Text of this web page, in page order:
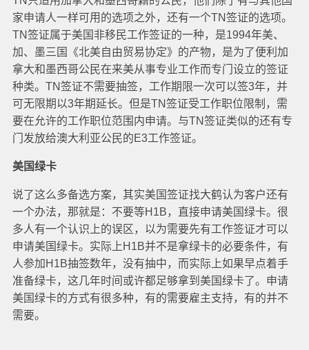
家申请人一样可用的选项之外，还有一个TN签证的选项。
TN签证属于美国非移民工作签证的一种，是1994年美、
加、墨三国《北美自由贸易协定》的产物，是为了便利加
拿大和墨西哥公民在来美从事专业工作而专门设立的签证
种类。TN签证不需要抽签，工作期限一次可以签3年，并
可无限期以3年期延长。但是TN签证受工作职位限制，需
要在允许的工作职位范围内申请。与TN签证类似的还有专
门发放给澳大利亚公民的E3工作签证。
美国绿卡
说了这么多备选方案，其实美国签证找大鹤认为客户还有
一个办法，那就是：不要等H1B，直接申请美国绿卡。很
多人有一个认识上的误区，以为需要先有工作签证才可以
申请美国绿卡。实际上H1B并不是拿绿卡的必要条件，有
人参加H1B抽签数年，没有抽中，而实际上如果早点着手
准备绿卡，这几年时间或许都足够拿到美国绿卡了。申请
美国绿卡的方式有很多种，有的需要雇主支持，有的并不
需要。